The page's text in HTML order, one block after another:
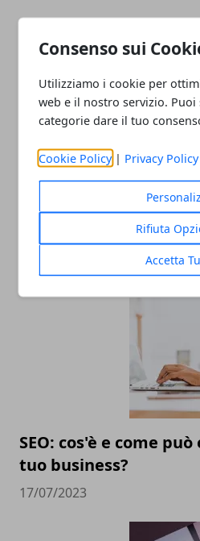
Consenso sui
Utilizziamo i cookie per
web e il nostro servizio. Puoi
categorie dare il tuo
Cookie Policy | Privacy Policy
Rifiuta
Accetta
ARTICOLI CORRELATI
Settore
rilevanti sul web se
SEO: cos'è e come
tuo business?
17/07/2023